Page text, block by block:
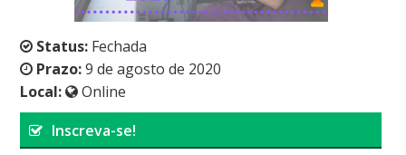
Status: Fechada
Prazo:9 de agosto de 2020
Local:
Online
Inscreva-se!